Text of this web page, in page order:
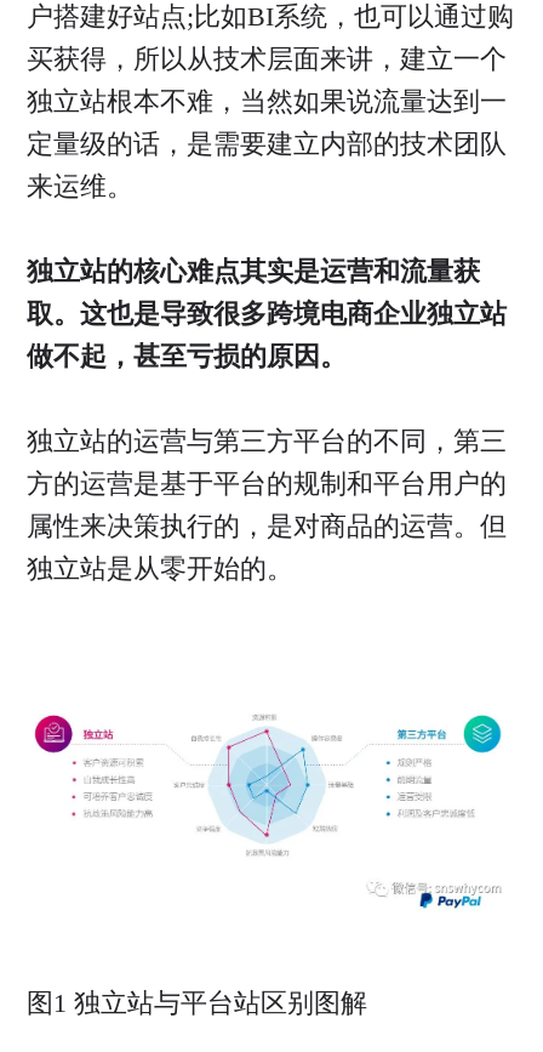
户搭建好站点;比如BI系统，也可以通过购
买获得，所以从技术层面来讲，建立一个
独立站根本不难，当然如果说流量达到一
定量级的话，是需要建立内部的技术团队
来运维。
独立站的核心难点其实是运营和流量获
取。这也是导致很多跨境电商企业独立站
做不起，甚至亏损的原因。
独立站的运营与第三方平台的不同，第三
方的运营是基于平台的规制和平台用户的
属性来决策执行的，是对商品的运营。但
独立站是从零开始的。
图1 独立站与平台站区别图解